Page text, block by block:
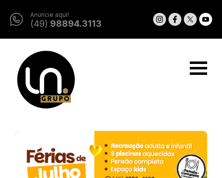
Anuncie aqui!
(49) 98894.3113